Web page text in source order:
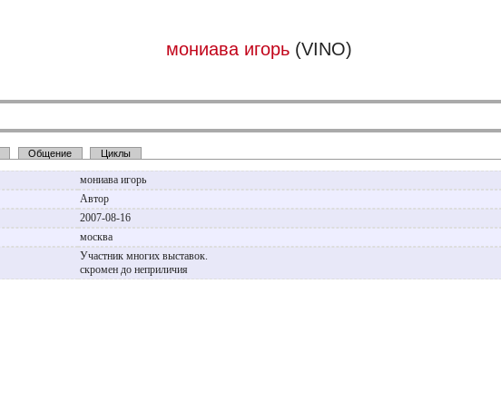
мониава игорь (VINO)
Общение Циклы
мониава игорь
Автор
2007-08-16
москва
Участник многих выставок.
скромен до неприличия